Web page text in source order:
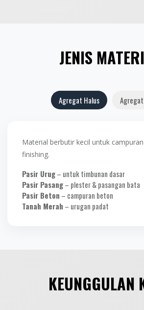
JENIS
Agregat Halus
Material berbutir kecil untuk
finishing.
Pasir Urug– untuk timbunan dasar
Pasir Pasang– plester & pasangan bata
Pasir Beton – campuran beton
Tanah Merah – urugan padat
KEUNGGULAN